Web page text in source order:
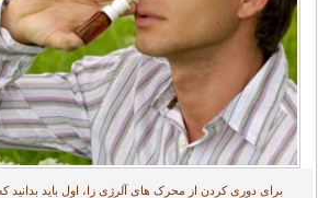
برای دوری کردن از محرک های آلرژی زا، اول باید بدانید